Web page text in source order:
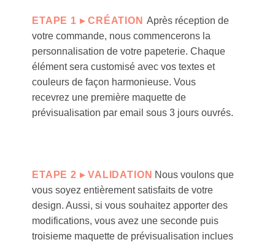
ETAPE 1 ▸ CRÉATION Après réception de
votre commande, nous commencerons la
personnalisation de votre papeterie. Chaque
élément sera customisé avec vos textes et
couleurs de façon harmonieuse. Vous
recevrez une première maquette de
prévisualisation par email sous 3 jours ouvrés.
ETAPE 2 ▸ VALIDATION Nous voulons que
vous soyez entièrement satisfaits de votre
design. Aussi, si vous souhaitez apporter des
modifications, vous avez une seconde puis
troisieme maquette de prévisualisation inclues